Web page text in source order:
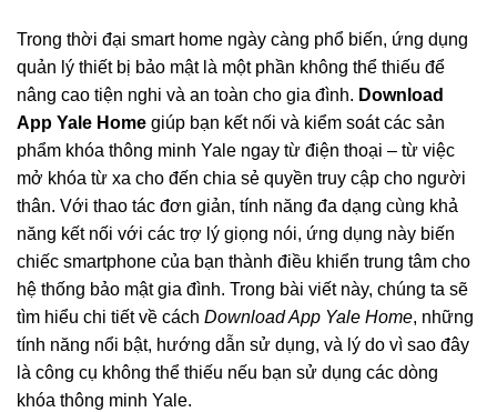
Trong thời đại smart home ngày càng phổ biến, ứng dụng
quản lý thiết bị bảo mật là một phần không thể thiếu để
nâng cao tiện nghi và an toàn cho gia đình. Download
App Yale Home giúp bạn kết nối và kiểm soát các sản
phẩm khóa thông minh Yale ngay từ điện thoại – từ việc
mở khóa từ xa cho đến chia sẻ quyền truy cập cho người
thân. Với thao tác đơn giản, tính năng đa dạng cùng khả
năng kết nối với các trợ lý giọng nói, ứng dụng này biến
chiếc smartphone của bạn thành điều khiển trung tâm cho
hệ thống bảo mật gia đình. Trong bài viết này, chúng ta sẽ
tìm hiểu chi tiết về cách Download App Yale Home, những
tính năng nổi bật, hướng dẫn sử dụng, và lý do vì sao đây
là công cụ không thể thiếu nếu bạn sử dụng các dòng
khóa thông minh Yale.